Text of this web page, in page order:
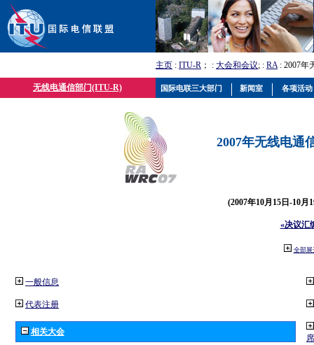
主页 : ITU-R ； : 大会和会议; : RA: 2007年
无线电通信部门(ITU-R)
2007年无线电通
(2007年10月15日-10月
«决议汇
全部展
一般信息
代表注册
相关大会
国际电联三大部门 新闻室 各项活动